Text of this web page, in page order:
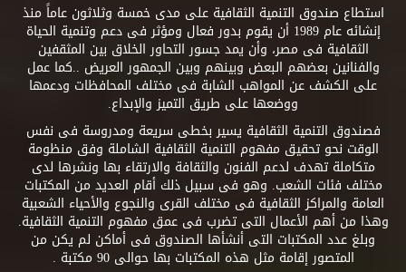
استطاع صندوق التنمية الثقافية على مدى خمسة وثلاثون عاماً منذ
إنشائه عام 1989 أن يقوم بدور فعال ومؤثر فى دعم وتنمية الحياة
الثقافية فى مصر، وأن يمد جسور التحاور الخلاق بين المثقفين
والفنانين بعضهم البعض وبينهم وبين الجمهور العريض ..كما عمل
على الكشف عن المواهب الشابة فى مختلف المحافظات ودعمها
ووضعها على طريق التميز والإبداع.
فصندوق التنمية الثقافية يسير بخطى سريعة ومدروسة فى نفس
الوقت نحو تحقيق مفهوم التنمية الثقافية الشاملة وفق منظومة
متكاملة تهدف لدعم الفنون والثقافة والارتقاء بها ونشرها لدى
مختلف فئات الشعب. وهو فى سبيل ذلك أقام العديد من المكتبات
العامة والمراكز الثقافية فى مختلف القرى والنجوع والأحياء الشعبية
وهذا من أهم الأعمال التى تضرب فى عمق مفهوم التنمية الثقافية.
وبلغ عدد المكتبات التى أنشأها الصندوق فى أماكن لم يكن من
المتصور إقامة مثل هذه المكتبات بها حوالى 90 مكتبة .